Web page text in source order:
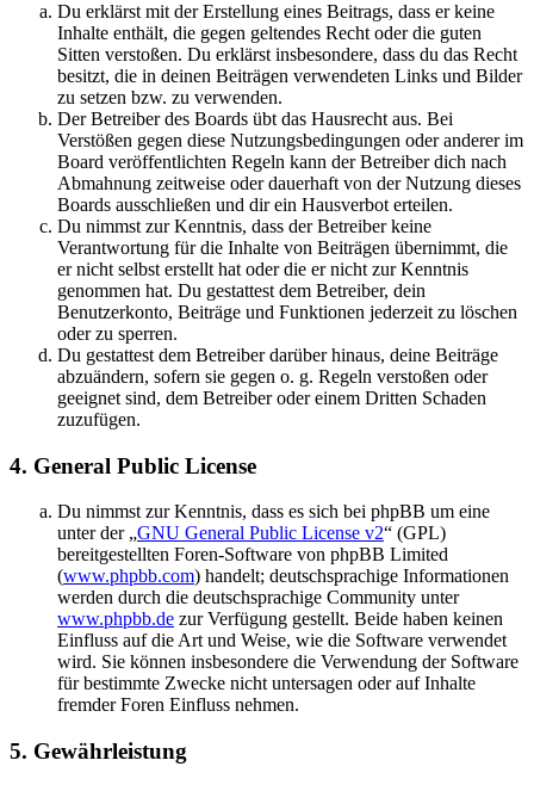
Du erklärst mit der Erstellung eines Beitrags, dass er keine
Inhalte enthält, die gegen geltendes Recht oder die guten
Sitten verstoßen. Du erklärst insbesondere, dass du das Recht
besitzt, die in deinen Beiträgen verwendeten Links und Bilder
zu setzen bzw. zu verwenden.
Der Betreiber des Boards übt das Hausrecht aus. Bei
Verstößen gegen diese Nutzungsbedingungen oder anderer im
Board veröffentlichten Regeln kann der Betreiber dich nach
Abmahnung zeitweise oder dauerhaft von der Nutzung dieses
Boards ausschließen und dir ein Hausverbot erteilen.
Du nimmst zur Kenntnis, dass der Betreiber keine
Verantwortung für die Inhalte von Beiträgen übernimmt, die
er nicht selbst erstellt hat oder die er nicht zur Kenntnis
genommen hat. Du gestattest dem Betreiber, dein
Benutzerkonto, Beiträge und Funktionen jederzeit zu löschen
oder zu sperren.
Du gestattest dem Betreiber darüber hinaus, deine Beiträge
abzuändern, sofern sie gegen o. g. Regeln verstoßen oder
geeignet sind, dem Betreiber oder einem Dritten Schaden
zuzufügen.
4. General Public License
Du nimmst zur Kenntnis, dass es sich bei phpBB um eine
unter der „GNU General Public License v2“ (GPL)
bereitgestellten Foren-Software von phpBB Limited
(www.phpbb.com) handelt; deutschsprachige Informationen
werden durch die deutschsprachige Community unter
www.phpbb.de zur Verfügung gestellt. Beide haben keinen
Einfluss auf die Art und Weise, wie die Software verwendet
wird. Sie können insbesondere die Verwendung der Software
für bestimmte Zwecke nicht untersagen oder auf Inhalte
fremder Foren Einfluss nehmen.
5. Gewährleistung